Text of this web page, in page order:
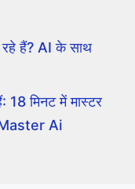
हैं? AI के साथ
18 मिनट में मास्टर
Ai